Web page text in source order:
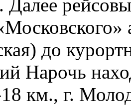
. Далее
до
Нарочь
км., г.